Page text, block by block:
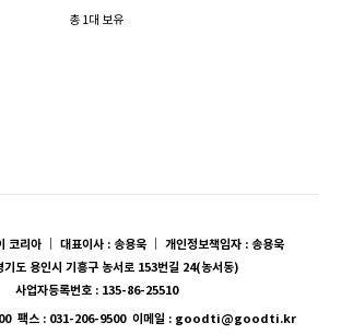
총 1대 보유
코리아 ｜ 대표이사 : 송용욱 ｜ 개인정보책임자 : 송용욱
기도 용인시 기흥구 농서로 153번길 24(농서동)
사업자등록번호 : 135-86-25510
팩스 : 031-206-9500 이메일 : goodti@goodti.kr